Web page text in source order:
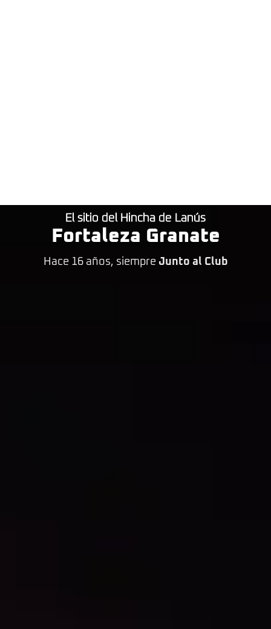
El sitio del Hincha de Lanús
Fortaleza Granate
Hace 16 años, siempre Junto al Club